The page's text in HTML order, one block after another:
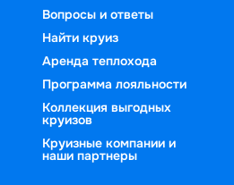
Вопросы и ответы
Найти круиз
Аренда теплохода
Программа лояльности
Коллекция выгодных
круизов
Круизные компании и
наши партнеры